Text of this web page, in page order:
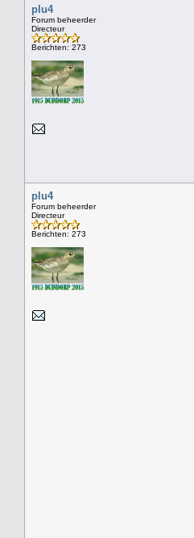
plu4
Forum beheerder
Directeur
Berichten: 273
plu4
Forum beheerder
Directeur
Berichten: 273